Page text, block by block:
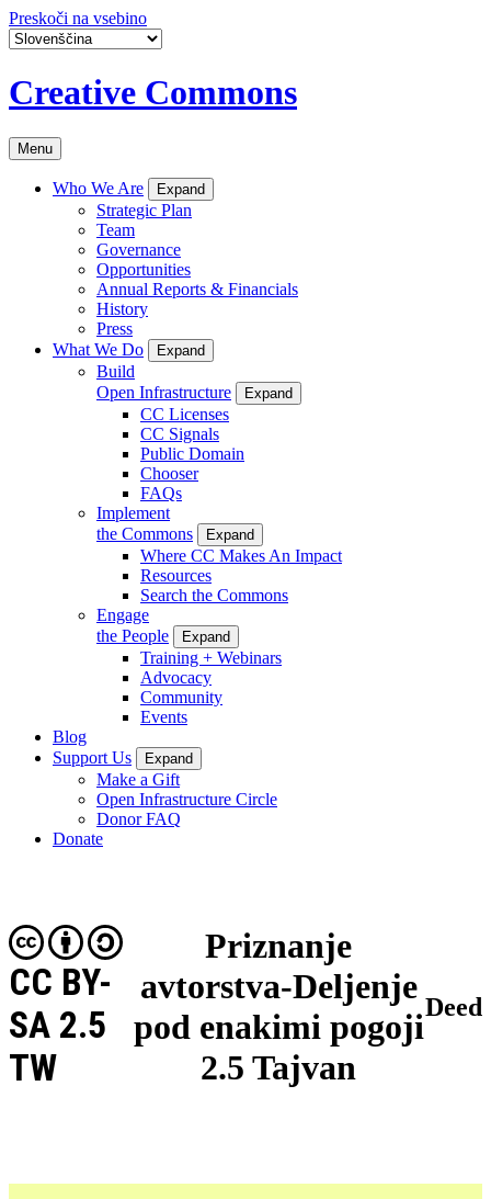
Preskoči na vsebino
Creative Commons
Menu
Who We Are Expand
Strategic Plan
Team
Governance
Opportunities
Annual Reports & Financials
History
Press
What We Do
Expand
Build
Open Infrastructure
Expand
CC Licenses
CC Signals
Public Domain
Chooser
FAQs
Implement
the Commons
Expand
Where CC Makes An Impact
Resources
Search the Commons
Engage
the People
Expand
Training + Webinars
Advocacy
Community
Events
Blog
Support Us
Expand
Make a Gift
Open Infrastructure Circle
Donor FAQ
Donate
Priznanje
avtorstva-Deljenje
pod enakimi pogoji
2.5 Tajvan
CC BY-
SA 2.5
TW
Deed